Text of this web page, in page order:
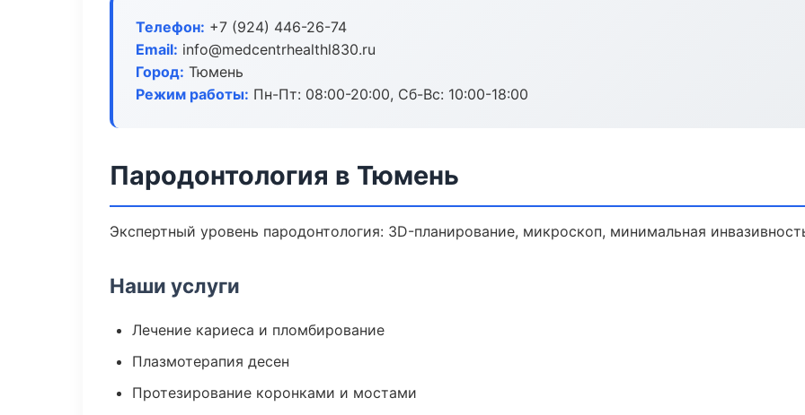
Телефон: +7 (924) 446-26-74
Email: info@medcentrhealthl830.ru
Город: Тюмень
Режим работы: Пн-Пт: 08:00-20:00, Сб-Вс: 10:00-18:00
Пародонтология в Тюмень
Экспертный уровень пародонтология: 3D-планирование, микроскоп, минимальная
Наши услуги
Лечение кариеса и пломбирование
Плазмотерапия десен
Протезирование коронками и мостами